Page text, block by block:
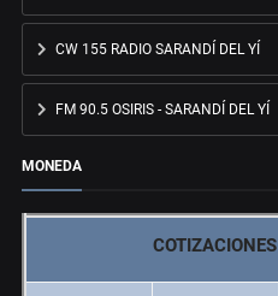
CW 155 RADIO SARANDÍ DEL YÍ
FM 90.5 OSIRIS - SARANDÍ DEL YÍ
MONEDA
COTIZACIONES